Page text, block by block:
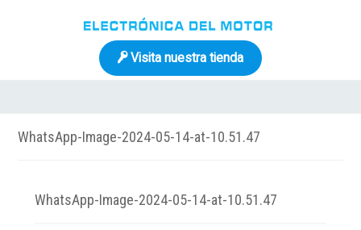
Visita nuestra tienda
WhatsApp-Image-2024-05-14-at-10.51.47
WhatsApp-Image-2024-05-14-at-10.51.47